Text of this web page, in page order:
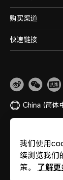
购买渠道
快速链接
China (简体
版权所有 © 荣
我们使用
续浏览我们
策。
了解更